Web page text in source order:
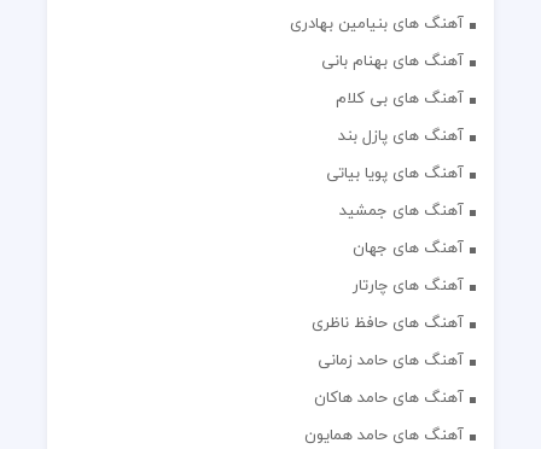
آهنگ های بنیامین بهادری
آهنگ های بهنام بانی
آهنگ های بی کلام
آهنگ های پازل بند
آهنگ های پویا بیاتی
آهنگ های جمشید
آهنگ های جهان
آهنگ های چارتار
آهنگ های حافظ ناظری
آهنگ های حامد زمانی
آهنگ های حامد هاکان
آهنگ های حامد همایون